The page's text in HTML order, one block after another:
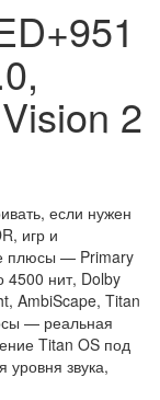
2
если нужен
игр и
плюсы — Primary
4500 нит, Dolby
AmbiScape, Titan
— реальная
Titan OS под
уровня звука,